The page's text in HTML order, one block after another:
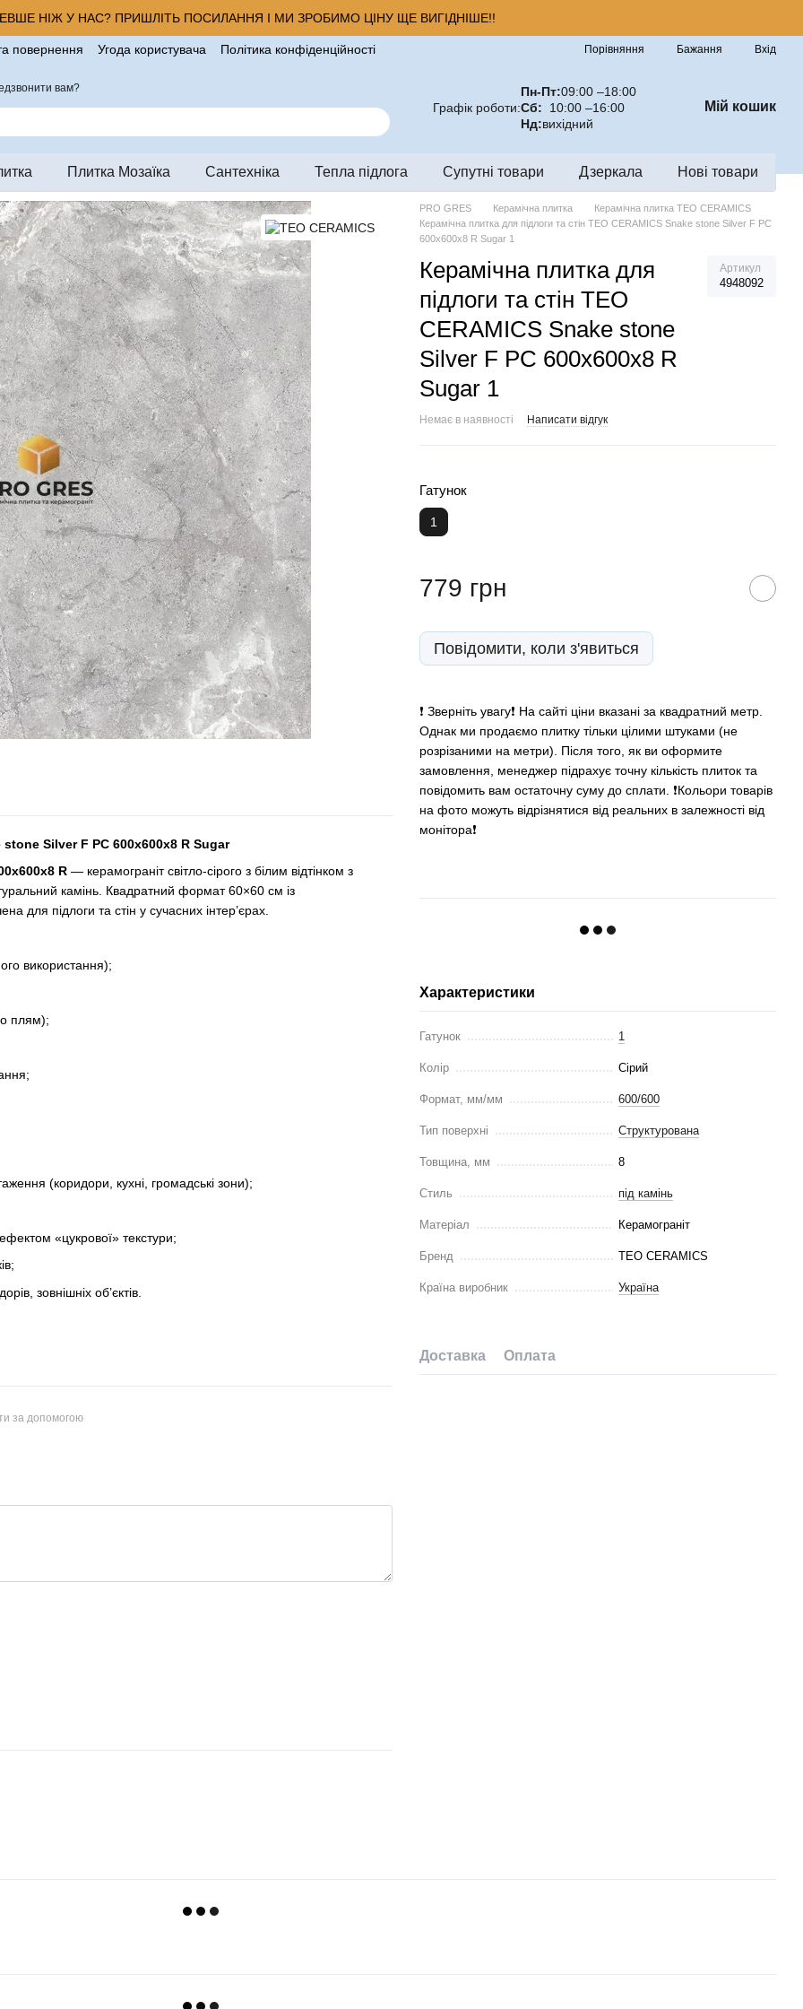
НІЖ У НАС? ПРИШЛІТЬ ПОСИЛАННЯ І МИ ЗРОБИМО ЦІНУ ЩЕ ВИГІДНІШЕ!!
повернення Угода користувача
Політика конфіденційності
Порівняння Бажання Вхід
вам?
Графік роботи:
Пн-Пт:09:00 –18:00
Сб: 10:00 –16:00
Нд:вихідний
Мій кошик
Плитка Мозаїка Сантехніка Тепла підлога Супутні товари Дзеркала Нові товари
PRO GRES Керамічна плитка
Керамічна плитка TEO CERAMICS
Керамічна плитка для підлоги та стін TEO CERAMICS Snake stone Silver F PC
600x600x8 R Sugar 1
Керамічна плитка для
підлоги та стін TEO
CERAMICS Snake stone
Silver F PC 600x600x8 R
Sugar 1
Артикул
4948092
Немає в наявності Написати відгук
Гатунок
1
779 грн
Повідомити, коли з'явиться
❗️ Зверніть увагу❗️ На сайті ціни вказані за квадратний метр.
Однак ми продаємо плитку тільки цілими штуками (не
розрізаними на метри). Після того, як ви оформите
замовлення, менеджер підрахує точну кількість плиток та
повідомить вам остаточну суму до сплати. ❗Кольори товарів
на фото можуть відрізнятися від реальних в залежності від
монітора❗
Характеристики
Гатунок 1
Колір Сірий
Формат, мм/мм 600/600
Тип поверхні Структурована
Товщина, мм 8
Стиль під камінь
Матеріал Керамограніт
Бренд TEO CERAMICS
Країна виробник Україна
Доставка Оплата
stone Silver F PC 600x600x8 R Sugar
R — керамограніт світло-сірого з білим відтінком з
камінь. Квадратний формат 60×60 см із
для підлоги та стін у сучасних інтер’єрах.
використання);
плям);
(коридори, кухні, громадські зони);
«цукрової» текстури;
зовнішніх об’єктів.
за допомогою